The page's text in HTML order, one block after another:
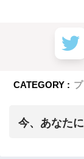
CATEGORY :
今、あなた